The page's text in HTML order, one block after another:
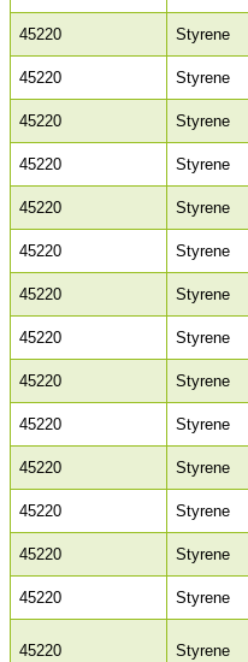
45220 Styrene
45220 Styrene
45220 Styrene
45220 Styrene
45220 Styrene
45220 Styrene
45220 Styrene
45220 Styrene
45220 Styrene
45220 Styrene
45220 Styrene
45220 Styrene
45220 Styrene
45220 Styrene
45220 Styrene